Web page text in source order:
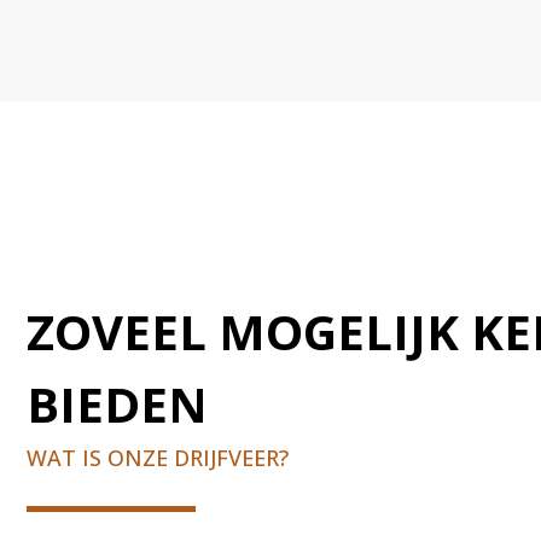
ZOVEEL MOGELIJK
BIEDEN
WAT IS ONZE DRIJFVEER?